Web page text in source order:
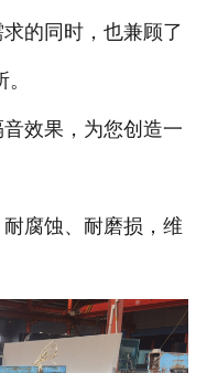
的同时，也兼顾了
效果，为您创造一
腐蚀、耐磨损，维